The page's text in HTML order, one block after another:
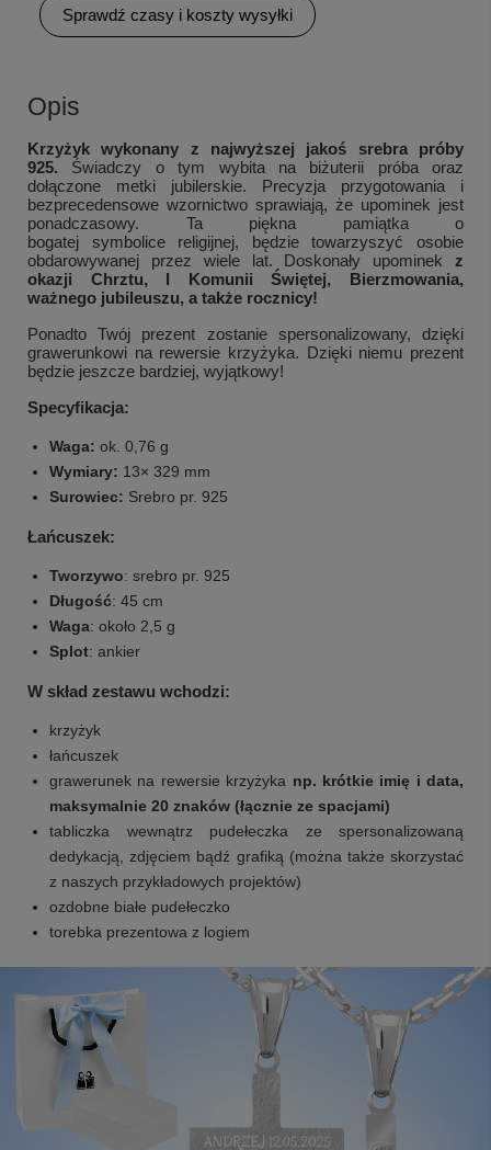
Sprawdź czasy i koszty wysyłki
Opis
Krzyżyk wykonany z najwyższej jakoś srebra próby
925.
Świadczy o tym wybita na biżuterii próba oraz
dołączone metki jubilerskie. Precyzja przygotowania i
bezprecedensowe wzornictwo sprawiają, że upominek jest
ponadczasowy. Ta piękna pamiątka o
bogatej symbolice religijnej, będzie towarzyszyć osobie
obdarowywanej przez wiele lat. Doskonały upominek
z
okazji Chrztu, I Komunii Świętej, Bierzmowania,
ważnego jubileuszu, a także rocznicy!
Ponadto Twój prezent zostanie spersonalizowany, dzięki
grawerunkowi na rewersie krzyżyka. Dzięki niemu prezent
będzie jeszcze bardziej, wyjątkowy!
Specyfikacja:
Waga: ok. 0,76 g
Wymiary: 13× 329 mm
Surowiec: Srebro pr. 925
Łańcuszek:
Tworzywo: srebro pr. 925
Długość: 45 cm
Waga: około 2,5 g
Splot: ankier
W skład zestawu wchodzi:
krzyżyk
łańcuszek
grawerunek na rewersie krzyżyka np. krótkie imię i data,
maksymalnie 20 znaków (łącznie ze spacjami)
tabliczka wewnątrz pudełeczka ze spersonalizowaną
dedykacją, zdjęciem bądź grafiką (można także skorzystać
z naszych przykładowych projektów)
ozdobne białe pudełeczko
torebka prezentowa z logiem